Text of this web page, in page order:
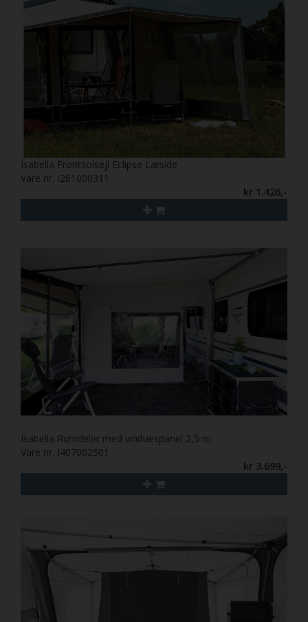
Isabella Frontsolsejl Eclipse Læside
Vare nr. I261000311
kr 1.426,-
Isabella Rumdeler med vinduespanel 2,5 m
Vare nr. I407002501
kr 3.699,-